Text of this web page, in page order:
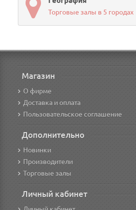
Торговые залы в 5 городах
Магазин
О фирме
Доставка и оплата
Пользовательское соглашение
Дополнительно
Новинки
Производители
Торговые залы
Личный кабинет